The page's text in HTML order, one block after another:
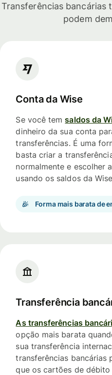
Transferências bancárias
podem
Conta da Wise
Se você temsaldos da
dinheiro da sua conta
transferências. É uma
basta criar a
normalmente e escolher
usando os saldos da
Forma mais barata de
Transferência
As transferências
opção mais barata
sua transferência
transferências bancárias
que os cartões de